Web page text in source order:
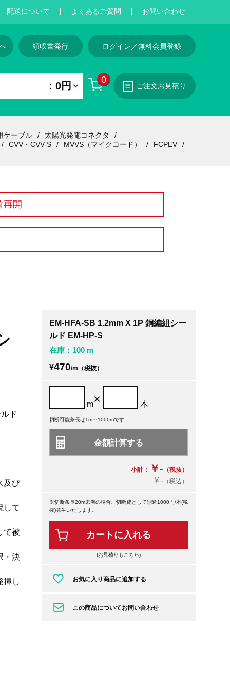
配送について よくあるご質問 お問い合わせ
領収書発行 ログイン／無料会員登録
0
：0円 ご注文お見積り
ケーブル
太陽光発電コネクタ
CVV・CVV-S MVVS（マイクコード）
FCPEV
再開
ド
及び
して
て被
・決
揮し
EM-HFA-SB 1.2mm X 1P 銅編組シー
ルド EM-HP-S
在庫：100 m
¥470/m（税抜）
m× 本
切断可能条長は1m～1000mです
小計： ￥- （税抜）
￥-（税込）
※切断条長20m未満の場合、切断費として別途1000円/本(税
抜)発生いたします。
カートに入れる
(お見積りもこちら)
お気に入り商品に追加する
この商品についてお問い合わせ